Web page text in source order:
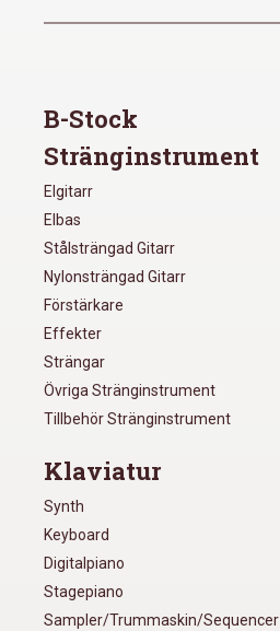
B-Stock
Stränginstrument
Elgitarr
Elbas
Stålsträngad Gitarr
Nylonsträngad Gitarr
Förstärkare
Effekter
Strängar
Övriga Stränginstrument
Tillbehör Stränginstrument
Klaviatur
Synth
Keyboard
Digitalpiano
Stagepiano
Sampler/Trummaskin/Sequencer